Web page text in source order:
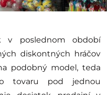
v poslednom období
diskontných hráčov
podobný model, teda
tovaru pod jednou